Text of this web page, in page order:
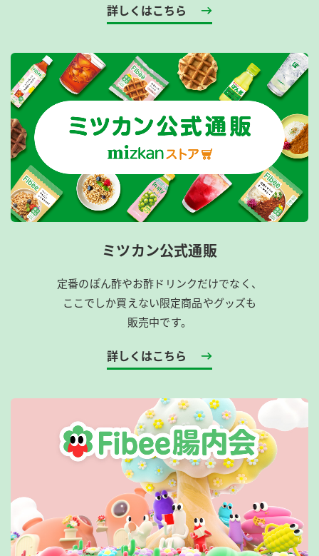
詳しくはこちら
ミツカン公式通販
定番のぽん酢やお酢ドリンクだけでなく、
ここでしか買えない限定商品やグッズも
販売中です。
詳しくはこちら